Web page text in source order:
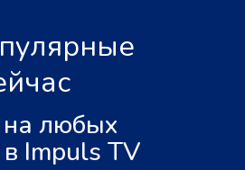
на любых
в Impuls TV